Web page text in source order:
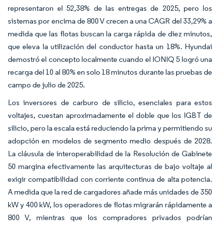
representaron el 52,38% de las entregas de 2025, pero los
sistemas por encima de 800 V crecen a una CAGR del 33,29% a
medida que las flotas buscan la carga rápida de diez minutos,
que eleva la utilización del conductor hasta un 18%. Hyundai
demostró el concepto localmente cuando el IONIQ 5 logró una
recarga del 10 al 80% en solo 18 minutos durante las pruebas de
campo de julio de 2025.
Los inversores de carburo de silicio, esenciales para estos
voltajes, cuestan aproximadamente el doble que los IGBT de
silicio, pero la escala está reduciendo la prima y permitiendo su
adopción en modelos de segmento medio después de 2028.
La cláusula de interoperabilidad de la Resolución de Gabinete
50 margina efectivamente las arquitecturas de bajo voltaje al
exigir compatibilidad con corriente continua de alta potencia.
A medida que la red de cargadores añade más unidades de 350
kW y 400 kW, los operadores de flotas migrarán rápidamente a
800 V, mientras que los compradores privados podrían